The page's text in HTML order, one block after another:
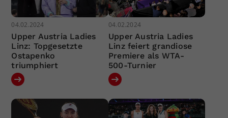
04.02.2024
Upper Austria Ladies
Linz: Topgesetzte
Ostapenko
triumphiert
04.02.2024
Upper Austria Ladies
Linz feiert grandiose
Premiere als WTA-
500-Turnier